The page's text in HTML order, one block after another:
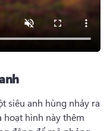
siêu anh hùng nhảy ra
hoạt hình này thêm